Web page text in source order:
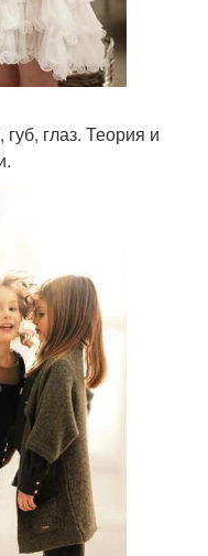
глаз. Теория и